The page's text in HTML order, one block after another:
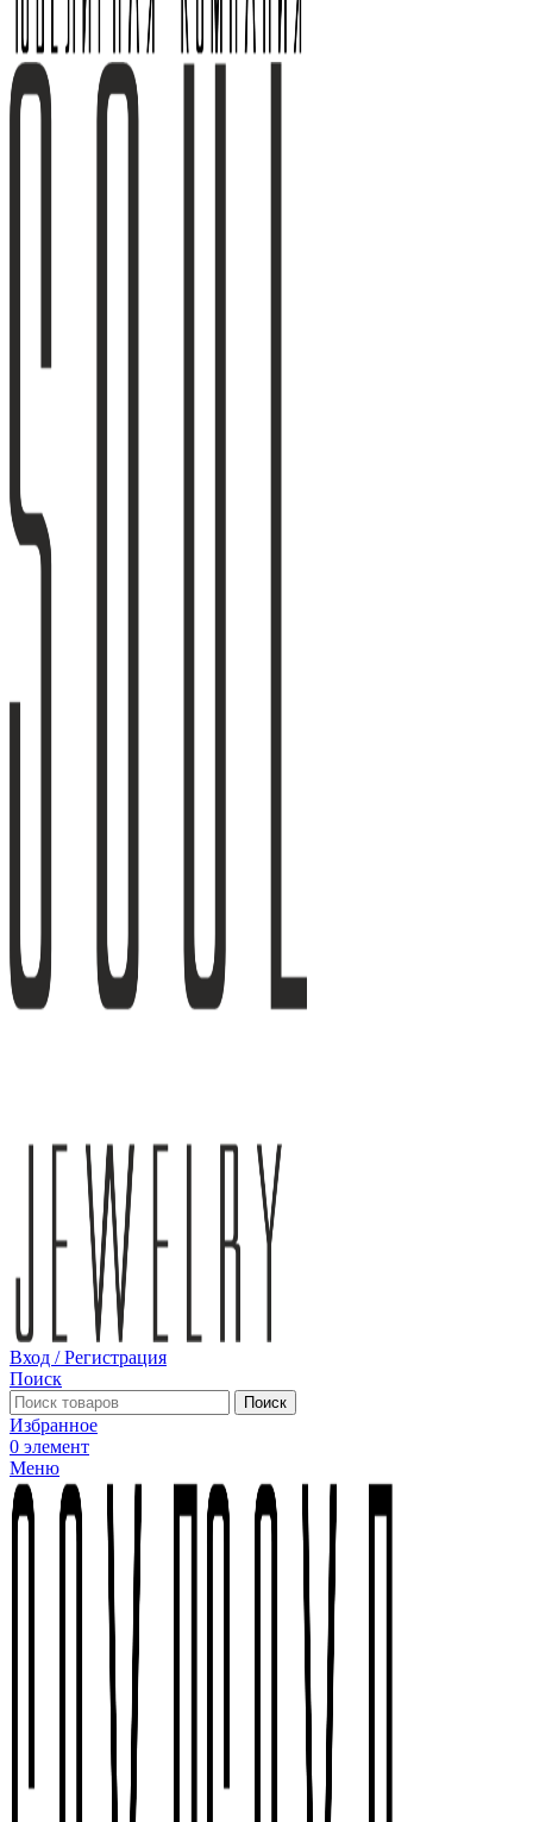
Вход / Регистрация
Поиск
Поиск
Избранное
0 элемент
Меню